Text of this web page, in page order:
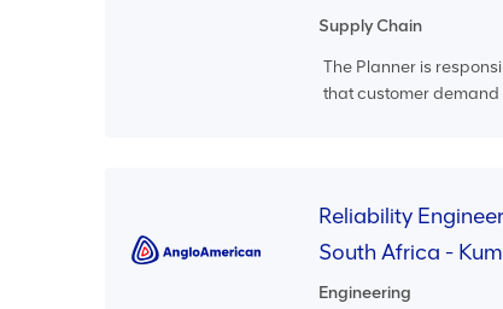
Supply Chain
The Planner is
that customer
Reliability
South Africa -
Engineering